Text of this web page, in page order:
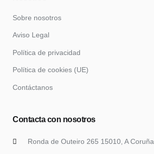
Sobre nosotros
Aviso Legal
Política de privacidad
Política de cookies (UE)
Contáctanos
Contacta con nosotros
Ronda de Outeiro 265 15010, A Coruña